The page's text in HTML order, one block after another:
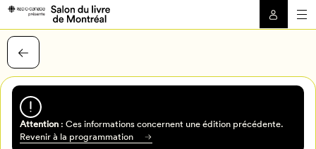
Attention: Ces informations concernent une édition précédente.
Revenir à la programmation